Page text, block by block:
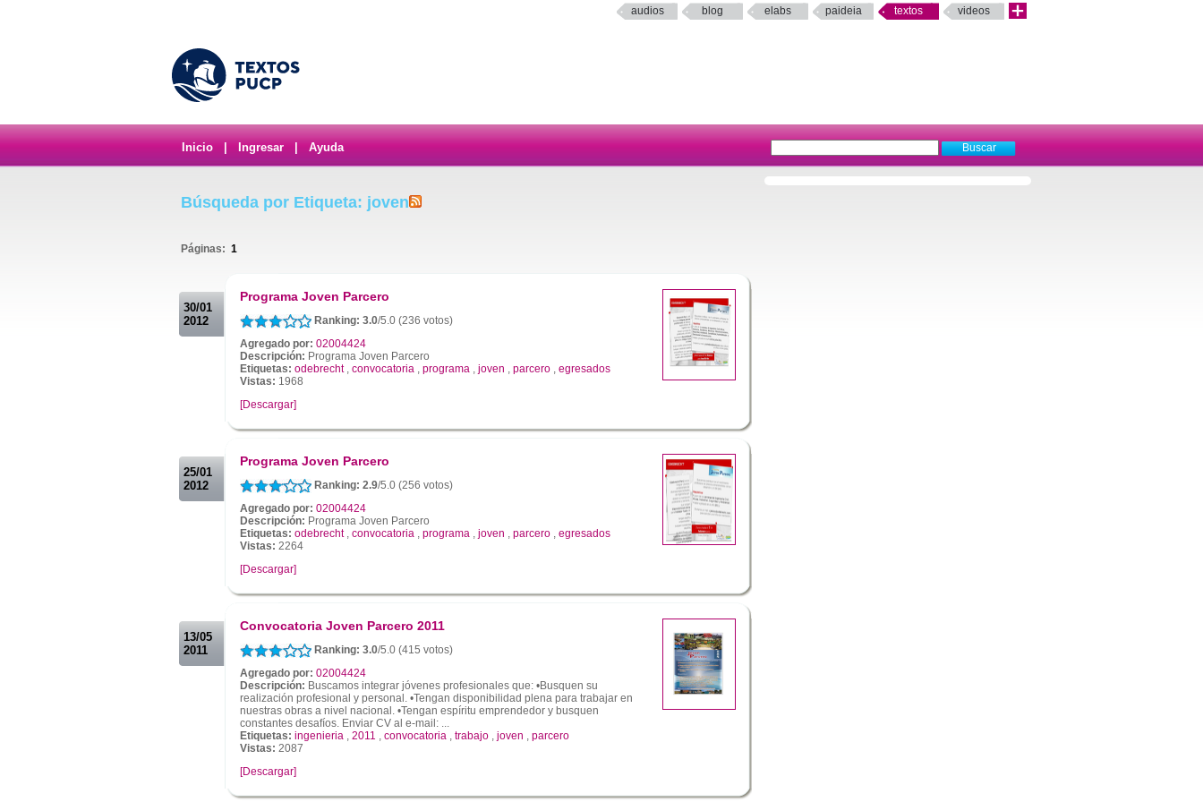
audios blog elabs paideia textos videos
Inicio Ingresar Ayuda
Búsqueda por Etiqueta: joven
Páginas: 1
30/01
2012
Programa Joven Parcero
Ranking: 3.0/5.0 (236 votos)
Agregado por: 02004424
Descripción: Programa Joven Parcero
Etiquetas: odebrecht, convocatoria , programa , joven , parcero , egresados
Vistas: 1968
[Descargar]
25/01
2012
Programa Joven Parcero
Ranking: 2.9/5.0 (256 votos)
Agregado por: 02004424
Descripción: Programa Joven Parcero
Etiquetas: odebrecht, convocatoria , programa , joven , parcero , egresados
Vistas: 2264
[Descargar]
13/05
2011
Convocatoria Joven Parcero 2011
Ranking: 3.0/5.0 (415 votos)
Agregado por: 02004424
Descripción: Buscamos integrar jóvenes profesionales que: •Busquen su
realización profesional y personal. •Tengan disponibilidad plena para trabajar en
nuestras obras a nivel nacional. •Tengan espíritu emprendedor y busquen
constantes desafíos. Enviar CV al e-mail: ...
Etiquetas: ingenieria , 2011 , convocatoria , trabajo , joven , parcero
Vistas: 2087
[Descargar]